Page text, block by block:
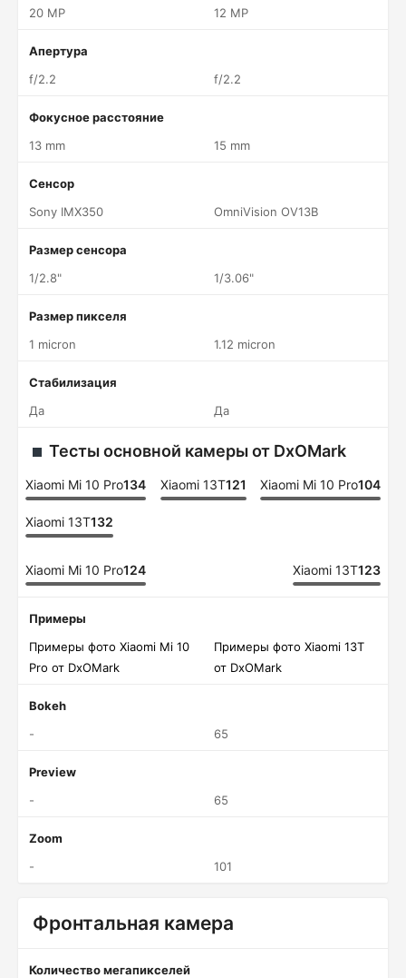
20 MP 12 MP
Апертура
f/2.2
f/2.2
Фокусное расстояние
13 mm
15 mm
Сенсор
Sony IMX350
OmniVision OV13B
Размер сенсора
1/2.8"
1/3.06"
Размер пикселя
1 micron
1.12 micron
Стабилизация
Да
Да
Тесты основной камеры от DxOMark
Xiaomi Mi 10 Pro134 Xiaomi 13T121 Xiaomi Mi 10 Pro104
Xiaomi 13T132
Xiaomi Mi 10 Pro124 Xiaomi 13T123
Примеры
Примеры фото Xiaomi Mi 10
Pro от DxOMark
Примеры фото Xiaomi 13T
от DxOMark
Bokeh
-
65
Preview
-
65
Zoom
-
101
Фронтальная камера
Количество мегапикселей